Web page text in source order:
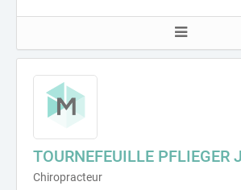
TOURNEFEUILLE PFLIEGER
Chiropracteur